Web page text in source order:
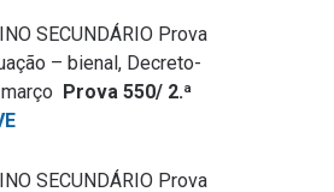
SECUNDÁRIO Prova
– bienal, Decreto-
Prova 550/ 2.ª
SECUNDÁRIO Prova